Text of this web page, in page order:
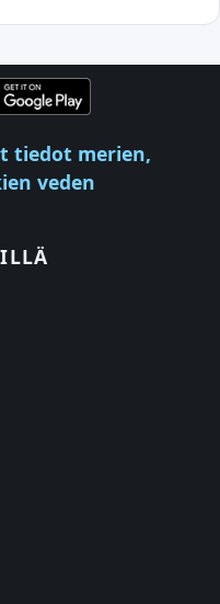
tiedot merien,
veden